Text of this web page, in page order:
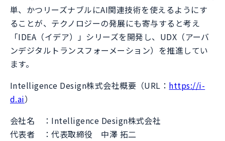
単、かつリーズナブルにAI関連技術を使えるようにす
ることが、テクノロジーの発展にも寄与すると考え
「IDEA（イデア）」シリーズを開発し、UDX（アーバ
ンデジタルトランスフォーメーション）を推進してい
ます。
Intelligence Design株式会社概要（URL： https://i-
d.ai）
会社名 ：Intelligence Design株式会社
代表者 ：代表取締役 中澤 拓二